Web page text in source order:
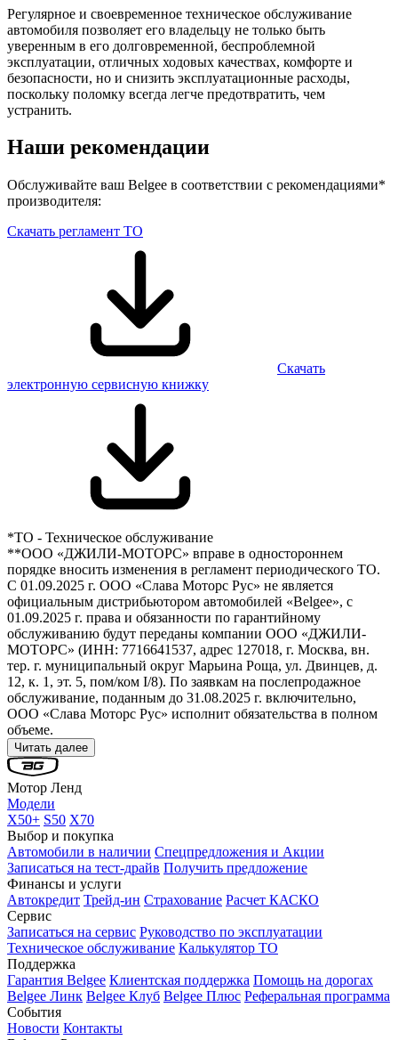
Регулярное и своевременное техническое обслуживание
автомобиля позволяет его владельцу не только быть
уверенным в его долговременной, беспроблемной
эксплуатации, отличных ходовых качествах, комфорте и
безопасности, но и снизить эксплуатационные расходы,
поскольку поломку всегда легче предотвратить, чем
устранить.
Наши рекомендации
Обслуживайте ваш Belgee в соответствии с рекомендациями*
производителя:
Скачать регламент ТО
Скачать
электронную сервисную книжку
*ТО - Техническое обслуживание
**ООО «ДЖИЛИ-МОТОРС» вправе в одностороннем
порядке вносить изменения в регламент периодического ТО.
С 01.09.2025 г. ООО «Слава Моторс Рус» не является
официальным дистрибьютором автомобилей «Belgee», с
01.09.2025 г. права и обязанности по гарантийному
обслуживанию будут переданы компании ООО «ДЖИЛИ-
МОТОРС» (ИНН: 7716641537, адрес 127018, г. Москва, вн.
тер. г. муниципальный округ Марьина Роща, ул. Двинцев, д.
12, к. 1, эт. 5, пом/ком I/8). По заявкам на послепродажное
обслуживание, поданным до 31.08.2025 г. включительно,
ООО «Слава Моторс Рус» исполнит обязательства в полном
объеме.
Читать далее
Мотор Ленд
Модели
X50+ S50 X70
Выбор и покупка
Автомобили в наличии Спецпредложения и Акции
Записаться на тест-драйв Получить предложение
Финансы и услуги
Автокредит Трейд-ин Страхование Расчет КАСКО
Сервис
Записаться на сервис Руководство по эксплуатации
Техническое обслуживание Калькулятор ТО
Поддержка
Гарантия Belgee Клиентская поддержка Помощь на дорогах
Belgee Линк Belgee Клуб Belgee Плюс Реферальная программа
События
Новости Контакты